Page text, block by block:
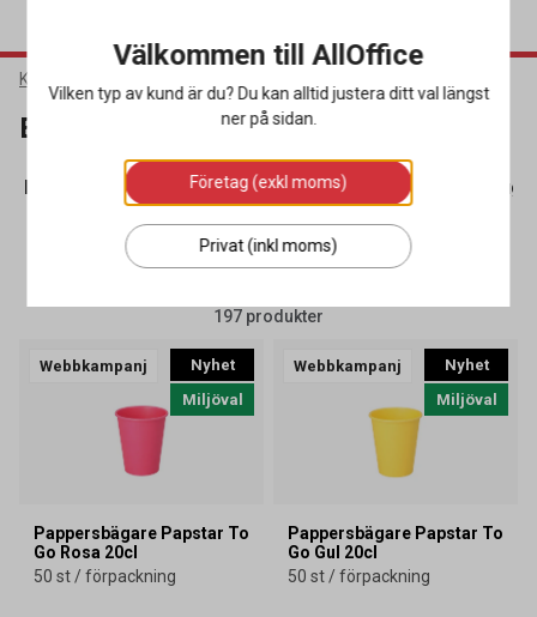
Kök & Servering
Engångsartiklar
Mugghållare Palmbladstallrikar
SORTERA FILTRERA
197 produkter
Webbkampanj
Nyhet
Miljöval
Pappersbägare Papstar To
Go Rosa 20cl
50 st / förpackning
Webbkampanj
Nyhet
Miljöval
Pappersbägare Papstar To
Go Gul 20cl
50 st / förpackning
Välkommen till AllOffice
Vilken typ av kund är du? Du kan alltid justera ditt val längst
ner på sidan.
Företag (exkl moms)
Privat (inkl moms)